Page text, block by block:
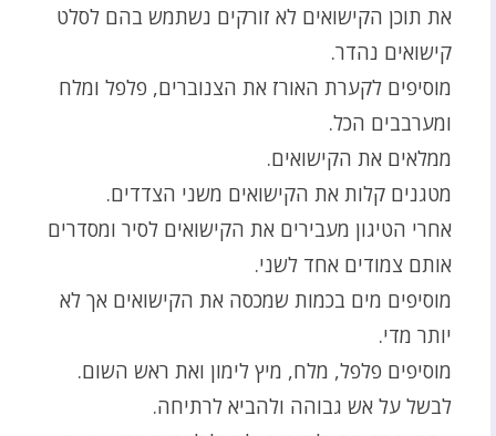
את תוכן הקישואים לא זורקים נשתמש בהם לסלט
קישואים נהדר.
מוסיפים לקערת האורז את הצנוברים, פלפל ומלח
ומערבבים הכל.
ממלאים את הקישואים.
מטגנים קלות את הקישואים משני הצדדים.
אחרי הטיגון מעבירים את הקישואים לסיר ומסדרים
אותם צמודים אחד לשני.
מוסיפים מים בכמות שמכסה את הקישואים אך לא
יותר מדי.
מוסיפים פלפל, מלח, מיץ לימון ואת ראש השום.
לבשל על אש גבוהה ולהביא לרתיחה.